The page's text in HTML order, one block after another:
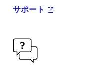
サポート